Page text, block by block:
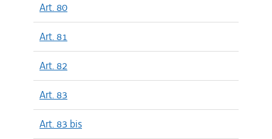
Art. 80
Art. 81
Art. 82
Art. 83
Art. 83 bis